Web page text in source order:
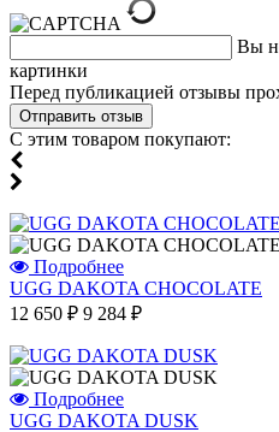
Вы
картинки
Перед публикацией отзывы
С этим товаром покупают:
Подробнее
UGG DAKOTA CHOCOLATE
12 650 ₽ 9 284 ₽
Подробнее
UGG DAKOTA DUSK